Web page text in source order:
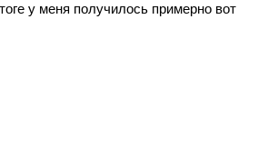
у меня получилось примерно вот